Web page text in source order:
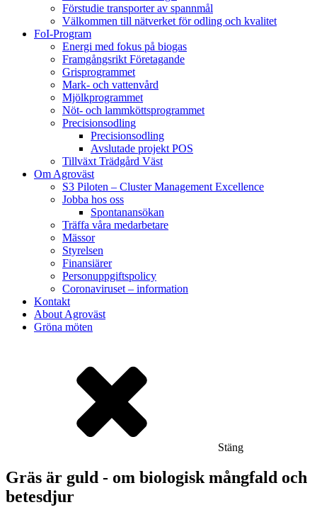
Förstudie transporter av spannmål
Välkommen till nätverket för odling och kvalitet
FoI-Program
Energi med fokus på biogas
Framgångsrikt Företagande
Grisprogrammet
Mark- och vattenvård
Mjölkprogrammet
Nöt- och lammköttsprogrammet
Precisionsodling
Precisionsodling
Avslutade projekt POS
Tillväxt Trädgård Väst
Om Agroväst
S3 Piloten – Cluster Management Excellence
Jobba hos oss
Spontanansökan
Träffa våra medarbetare
Mässor
Styrelsen
Finansiärer
Personuppgiftspolicy
Coronaviruset – information
Kontakt
About Agroväst
Gröna möten
Stäng
Gräs är guld - om biologisk mångfald och
betesdjur